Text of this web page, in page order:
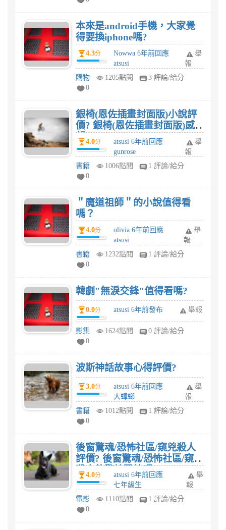
本來是android手機，大家覺
得要換iphone嗎?
4.3分
Nowwa 6年前回應
atsusi
舉
報
購物
1205點閱
3 評論/給分
0
銀椅(恩佐插畫封面版)小說評
價? 銀椅(恩佐插畫封面版)感
想?4.0分
atsusi 6年前回應
gunrose
舉
報
書籍
1006點閱
1 評論/給分
0
＂魔道祖師＂的小說值得看
嗎？
4.0分
olivia 6年前回應
atsusi
舉
報
書籍
1232點閱
1 評論/給分
0
韓劇"無淚交鋒"值得看嗎?
0.0分 atsusi 6年前發布 舉報
影集 1624點閱
0 評論/給分
0
波斯神話故事心得評價?
3.0分
atsusi 6年前回應
大蟑螂
舉
報
書籍
1012點閱
1 評論/給分
0
後窗驚魂/恐怖社區/窺兇殺人
評價? 後窗驚魂/恐怖社區/窺兇
殺人夠驚悚恐怖嗎?
4.0分
atsusi 6年前回應
七年級生
舉
報
電影
1110點閱
1 評論/給分
0